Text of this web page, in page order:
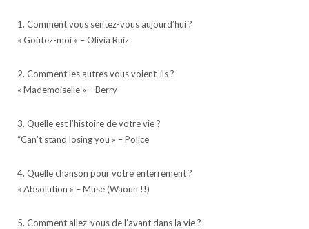
1. Comment vous sentez-vous aujourd’hui ?
« Goûtez-moi « – Olivia Ruiz
2. Comment les autres vous voient-ils ?
« Mademoiselle » – Berry
3. Quelle est l’histoire de votre vie ?
“Can’t stand losing you » – Police
4. Quelle chanson pour votre enterrement ?
« Absolution » – Muse (Waouh !!)
5. Comment allez-vous de l’avant dans la vie ?